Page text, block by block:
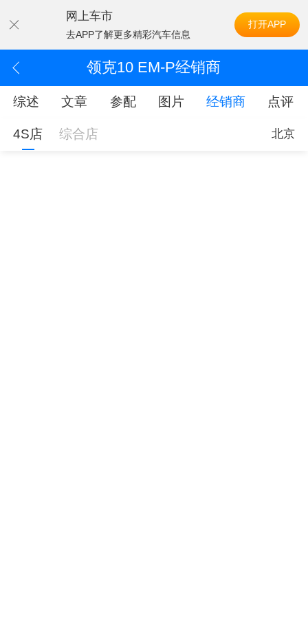
网上车市
去APP了解更多精彩汽车信息
打开APP
领克10 EM-P经销商
综述 文章 参配 图片 经销商 点评
4S店 综合店 北京